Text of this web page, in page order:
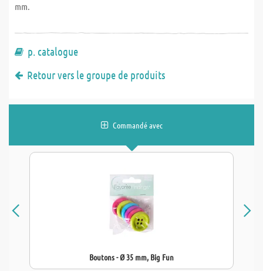
mm.
p. catalogue
Retour vers le groupe de produits
Commandé avec
Boutons - Ø 35 mm, Big Fun